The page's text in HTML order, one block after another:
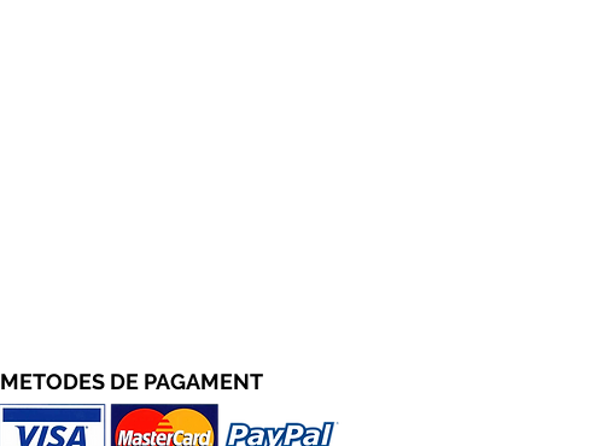
METODES DE PAGAMENT